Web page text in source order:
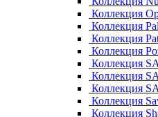
Коллекция
Коллекция
Коллекция
Коллекция
Коллекция
Коллекция
Коллекция
Коллекция
Коллекция